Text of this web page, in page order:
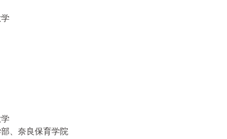
、奈良保育学院